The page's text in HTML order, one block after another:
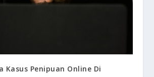
Kasus Penipuan Online Di